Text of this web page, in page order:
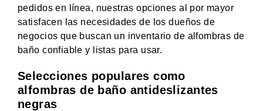
pedidos en línea, nuestras opciones al por mayor
satisfacen las necesidades de los dueños de
negocios que buscan un inventario de alfombras de
baño confiable y listas para usar.
Selecciones populares como
alfombras de baño antideslizantes
negras